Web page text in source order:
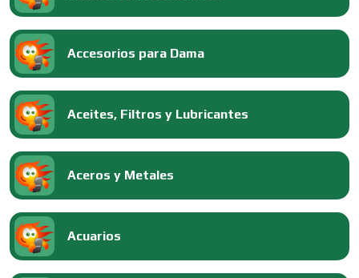
Accesorios para Dama
Aceites, Filtros y Lubricantes
Aceros y Metales
Acuarios